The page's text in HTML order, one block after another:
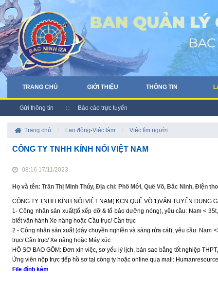
TRANG CHỦ GIỚI THIỆU THÔNG TIN
Gửi thông tin Báo cáo trực tuyến
Trang chủ Lao động-Việc làm Việc tìm người
CÔNG TY TNHH KÍNH NỔI VIỆT NAM
08:16 17/11/2023
Họ và tên: Trần Thị Minh Thúy, Địa chỉ: Phố Mới, Quế Võ, Bắc Ninh, Điện
CÔNG TY TNHH KÍNH NỔI VIỆT NAM( KCN QUẾ VÕ 1)VẪN TUYỂN DỤNG
1- Công nhân sản xuất(tổ xếp dỡ & tổ bảo dưỡng nóng), yêu cầu: Nam <
biết vận hành Xe nâng hoặc Cầu trục/ Cần trục
2 - Công nhân sản xuất (dây chuyền nghiền và sàng rửa cát), yêu cầu: Nam
trục/ Cần trục/ Xe nâng hoặc Máy xúc
HỒ SƠ BAO GỒM: Đơn xin việc, sơ yếu lý lịch, bản sao bằng tốt nghiệp
Ứng viên nộp trực tiếp hồ sơ tại công ty hoặc online qua mail:
File đính kèm